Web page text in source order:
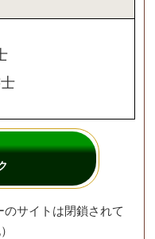
サイトは閉鎖されて